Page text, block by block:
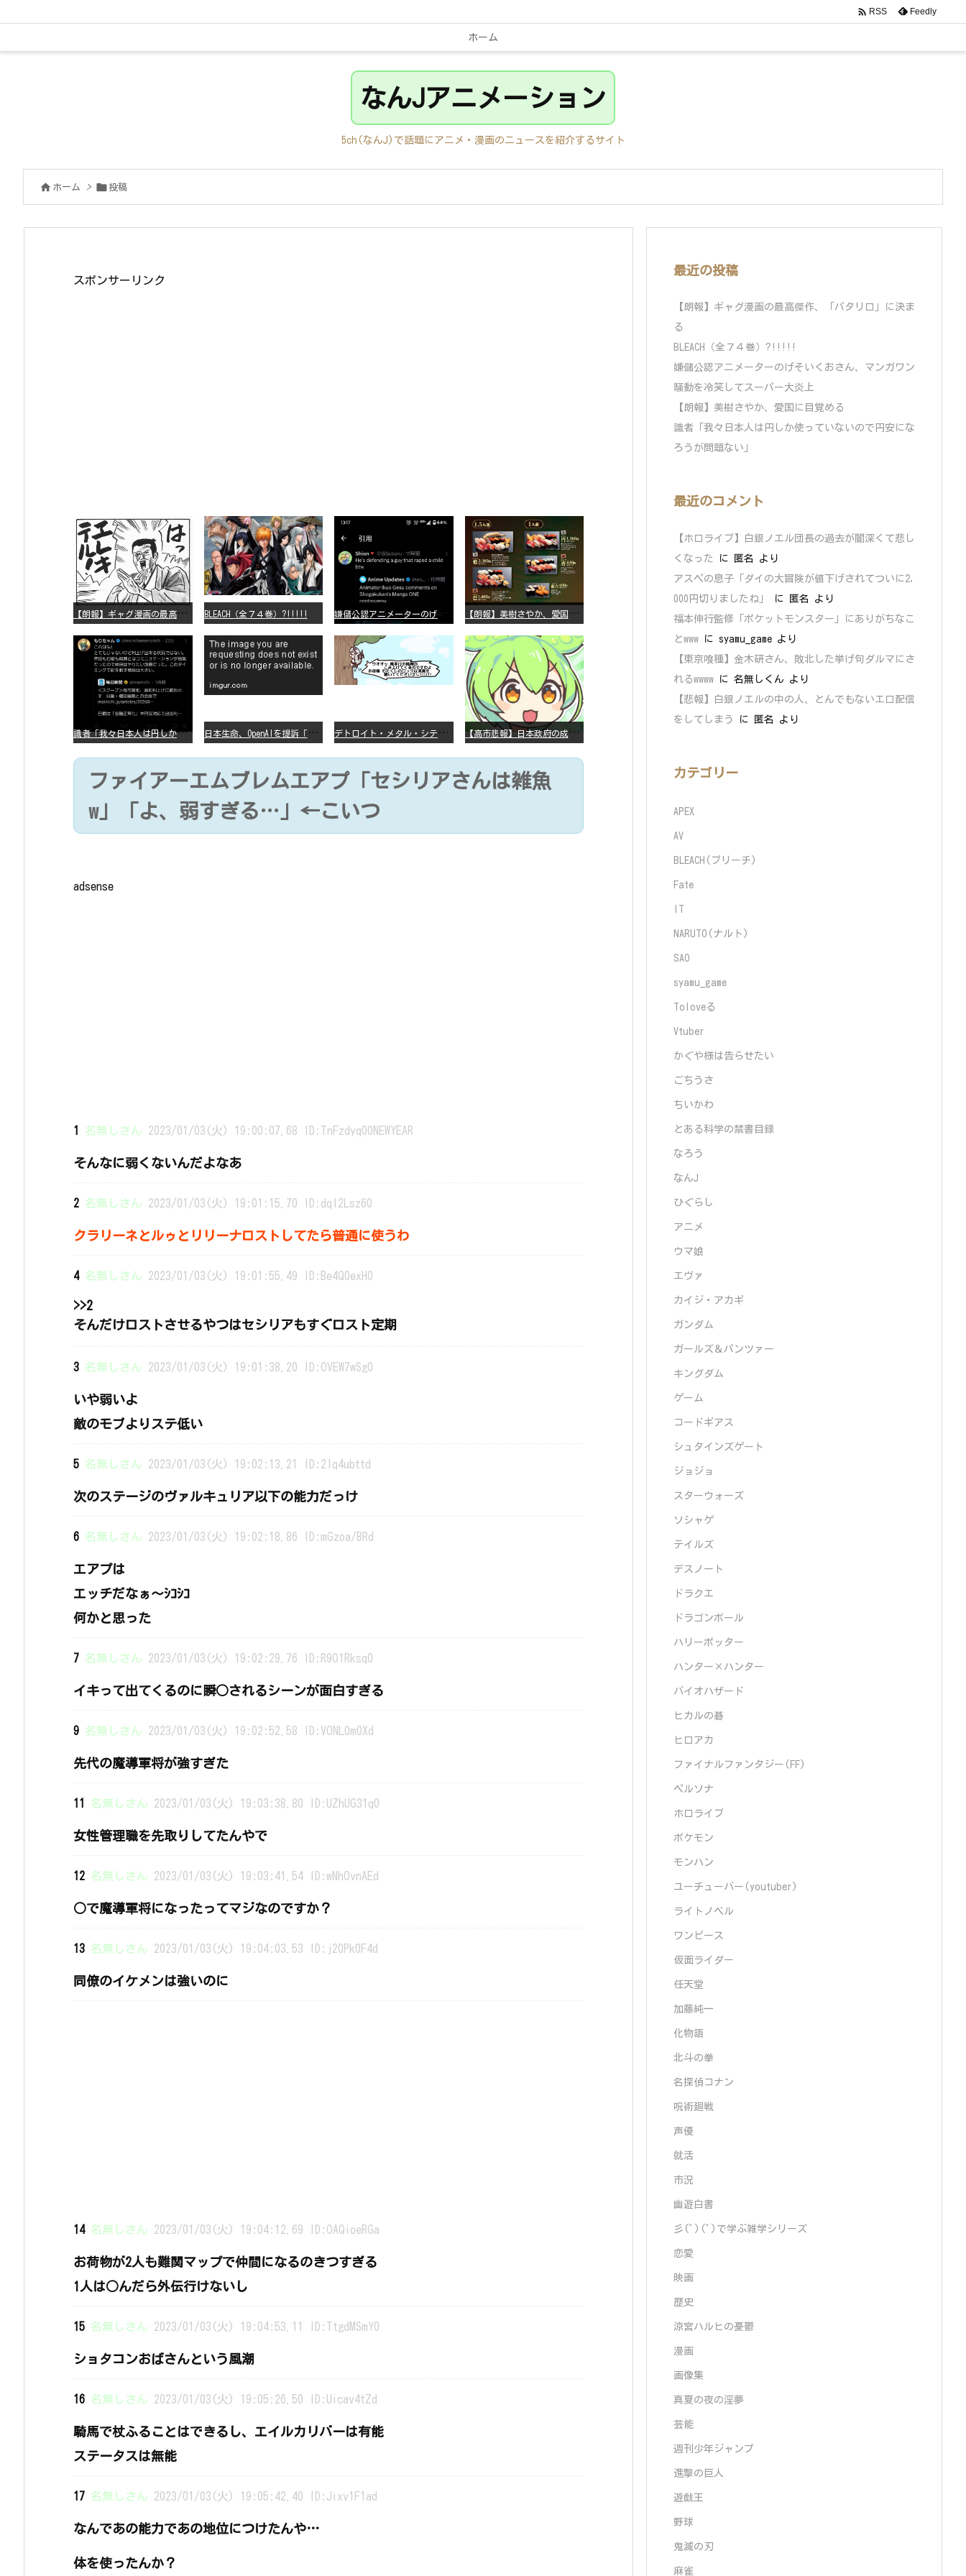
ホーム
 RSS Feedly
なんJアニメーション
5ch(なんJ)で話題にアニメ・漫画のニュースを紹介するサイト
 ホーム >  投稿
スポンサーリンク
【
朗報】ギャグ漫画の最高傑作、「パタリロ」に決まる BLEACH（全７４巻）?!!!!! 嫌
儲公認アニメーターのげそいくおさん、マンガワン騒動を冷笑してスーパー大炎上 【
朗報】美樹さやか、愛国に目覚める
識
者「我々日本人は円しか使っていないので円安になろうが問題ない」 日
本生命、OpenAIを提訴「ChatGPTが非弁行為」 デ
トロイト・メタル・シティー ⇐これ、いまアニメ化したら、えらいことになってたよな？ 【
高市悲報】日本政府の成長戦略に「暗号資産」が消えるいったいなぜ…？
ファイアーエムブレムエアプ「セシリアさんは雑魚
w」「よ、弱すぎる…」←こいつ
adsense
1 名無しさん 2023/01/03(火) 19:00:07.68 ID:TnFzdyq00NEWYEAR
そんなに弱くないんだよなあ
2 名無しさん 2023/01/03(火) 19:01:15.70 ID:dql2Lsz60
クラリーネとルゥとリリーナロストしてたら普通に使うわ
4 名無しさん 2023/01/03(火) 19:01:55.49 ID:Be4Q0exH0
>>2
そんだけロストさせるやつはセシリアもすぐロスト定期
3 名無しさん 2023/01/03(火) 19:01:38.20 ID:OVEW7wSg0
いや弱いよ
敵のモブよりステ低い
5 名無しさん 2023/01/03(火) 19:02:13.21 ID:2lq4ubttd
次のステージのヴァルキュリア以下の能力だっけ
6 名無しさん 2023/01/03(火) 19:02:18.86 ID:mGzoa/BRd
エアプは
エッチだなぁ～ｼｺｼｺ
何かと思った
7 名無しさん 2023/01/03(火) 19:02:29.76 ID:R9O1Rksq0
イキって出てくるのに瞬○されるシーンが面白すぎる
9 名無しさん 2023/01/03(火) 19:02:52.58 ID:VONL0m0Xd
先代の魔導軍将が強すぎた
11 名無しさん 2023/01/03(火) 19:03:38.80 ID:UZhUG31q0
女性管理職を先取りしてたんやで
12 名無しさん 2023/01/03(火) 19:03:41.54 ID:wNhOvnAEd
○で魔導軍将になったってマジなのですか？
13 名無しさん 2023/01/03(火) 19:04:03.53 ID:j20Pk0F4d
同僚のイケメンは強いのに
14 名無しさん 2023/01/03(火) 19:04:12.69 ID:OAQioeRGa
お荷物が2人も難関マップで仲間になるのきつすぎる
1人は○んだら外伝行けないし
15 名無しさん 2023/01/03(火) 19:04:53.11 ID:TtgdMSmY0
ショタコンおばさんという風潮
16 名無しさん 2023/01/03(火) 19:05:26.50 ID:Uicav4tZd
騎馬で杖ふることはできるし、エイルカリバーは有能
ステータスは無能
17 名無しさん 2023/01/03(火) 19:05:42.40 ID:Jixv1F1ad
なんであの能力であの地位につけたんや…
体を使ったんか？
最近の投稿
【朗報】ギャグ漫画の最高傑作、「パタリロ」に決ま
る
BLEACH（全７４巻）?!!!!!
嫌儲公認アニメーターのげそいくおさん、マンガワン
騒動を冷笑してスーパー大炎上
【朗報】美樹さやか、愛国に目覚める
識者「我々日本人は円しか使っていないので円安にな
ろうが問題ない」
最近のコメント
【ホロライブ】白銀ノエル団長の過去が闇深くて悲し
くなった
に 匿名
より
アスペの息子「ダイの大冒険が値下げされてついに2,
000円切りましたね」
に 匿名
より
福本伸行監修「ポケットモンスター」にありがちなこ
とwww に syamu_game より
【東京喰種】金木研さん、敗北した挙げ句ダルマにさ
れるwwww に 名無しくん より
【悲報】白銀ノエルの中の人、とんでもないエロ配信
をしてしまう
に 匿名 より
カテゴリー
APEX
AV
BLEACH(ブリーチ)
Fate
NARUTO(ナルト)
SAO
syamu_game
Toloveる
Vtuber
かぐや様は告らせたい
ごちうさ
ちいかわ
とある科学の禁書目録
なろう
なんJ
ひぐらし
アニメ
ウマ娘
エヴァ
カイジ・アカギ
ガンダム
ガールズ＆パンツァー
キングダム
ゲーム
コードギアス
シュタインズゲート
ジョジョ
スターウォーズ
ソシャゲ
テイルズ
デスノート
ドラクエ
ドラゴンボール
ハリーポッター
ハンター×ハンター
バイオハザード
ヒカルの碁
ヒロアカ
ファイナルファンタジー(FF)
ペルソナ
ホロライブ
ポケモン
モンハン
ユーチューバー(youtuber)
ライトノベル
ワンピース
仮面ライダー
任天堂
加藤純一
化物語
北斗の拳
名探偵コナン
呪術廻戦
声優
就活
市況
幽遊白書
彡(ﾟ)(ﾟ)で学ぶ雑学シリーズ
恋愛
映画
歴史
涼宮ハルヒの憂鬱
漫画
画像集
真夏の夜の淫夢
芸能
週刊少年ジャンプ
進撃の巨人
遊戯王
野球
鬼滅の刃
麻雀